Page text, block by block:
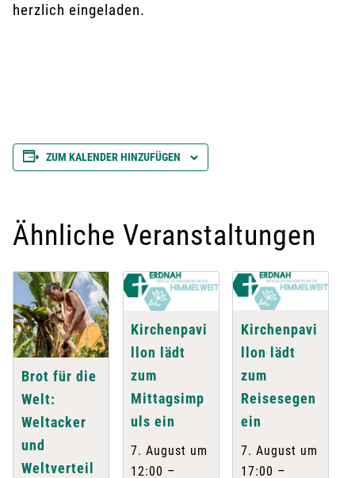
herzlich eingeladen.
ZUM KALENDER HINZUFÜGEN
Ähnliche Veranstaltungen
Brot für die
Welt:
Weltacker
und
Weltverteil
Kirchenpavi
llon lädt
zum
Mittagsimp
uls ein
7. August um
12:00 –
Kirchenpavi
llon lädt
zum
Reisesegen
ein
7. August um
17:00 –